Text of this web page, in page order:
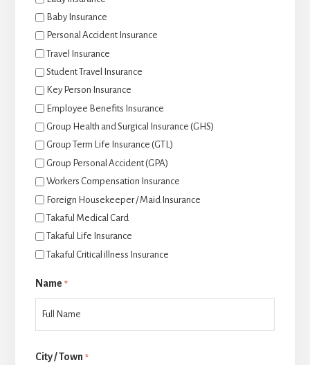
Baby Insurance
Personal Accident Insurance
Travel Insurance
Student Travel Insurance
Key Person Insurance
Employee Benefits Insurance
Group Health and Surgical Insurance (GHS)
Group Term Life Insurance (GTL)
Group Personal Accident (GPA)
Workers Compensation Insurance
Foreign Housekeeper / Maid Insurance
Takaful Medical Card
Takaful Life Insurance
Takaful Critical illness Insurance
Name *
City / Town *